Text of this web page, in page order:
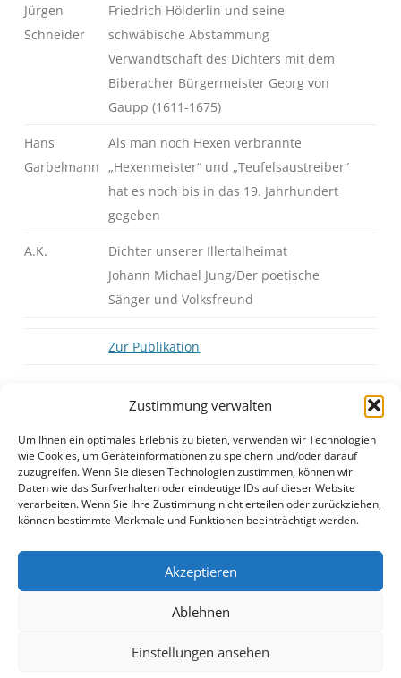
Zustimmung verwalten
Um Ihnen ein optimales Erlebnis zu bieten, verwenden wir Technologien
wie Cookies, um Geräteinformationen zu speichern und/oder darauf
zuzugreifen. Wenn Sie diesen Technologien zustimmen, können wir
Daten wie das Surfverhalten oder eindeutige IDs auf dieser Website
verarbeiten. Wenn Sie Ihre Zustimmung nicht erteilen oder zurückziehen,
können bestimmte Merkmale und Funktionen beeinträchtigt werden.
Akzeptieren
Ablehnen
Einstellungen ansehen
Jürgen
Schneider
Friedrich Hölderlin und seine
schwäbische Abstammung
Verwandtschaft des Dichters mit dem
Biberacher Bürgermeister Georg von
Gaupp (1611-1675)
Hans
Garbelmann
Als man noch Hexen verbrannte
„Hexenmeister“ und „Teufelsaustreiber“
hat es noch bis in das 19. Jahrhundert
gegeben
A.K.
Dichter unserer Illertalheimat
Johann Michael Jung/Der poetische
Sänger und Volksfreund
Zur Publikation
Z-J15N3.pdf Anzeigen|Download
Stolz präsentiert von WordPress